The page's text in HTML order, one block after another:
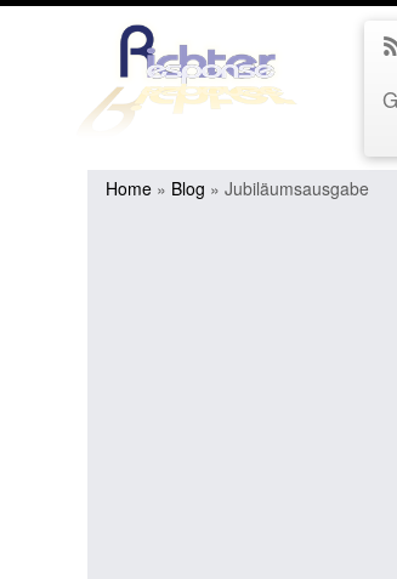
Home » Blog » Jubiläumsausgabe